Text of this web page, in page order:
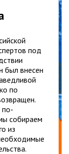
под
был внесен
по
по-
собираем
из